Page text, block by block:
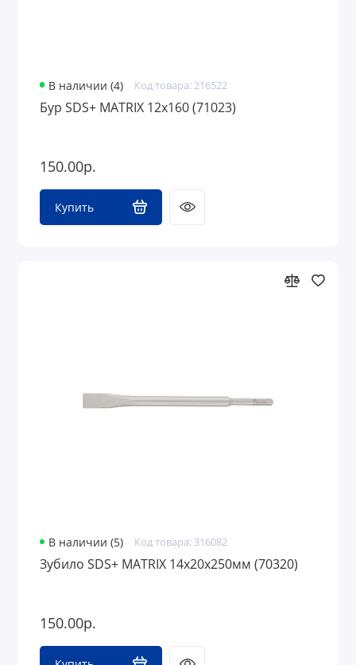
В наличии (4) Код товара: 216522
Бур SDS+ MATRIX 12х160 (71023)
150.00р.
Купить
В наличии (5) Код товара: 316082
Зубило SDS+ MATRIX 14х20х250мм (70320)
150.00р.